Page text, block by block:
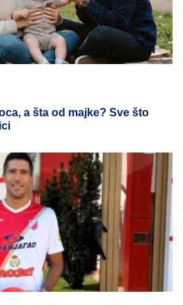
a šta od majke? Sve što